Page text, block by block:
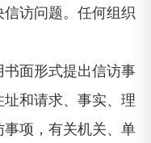
访问题。任何组织
面形式提出信访事
和请求、事实、理
项，有关机关、单